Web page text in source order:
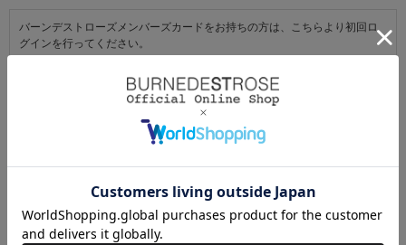
バーンデストローズメンバーズカードをお持ちの方は、こちらより初回ロ
グインを行ってください。
初めてご利用の方・会員以外の方
初めてご利用のお客様は、こちらから会員登録を行ってください。
うになります。